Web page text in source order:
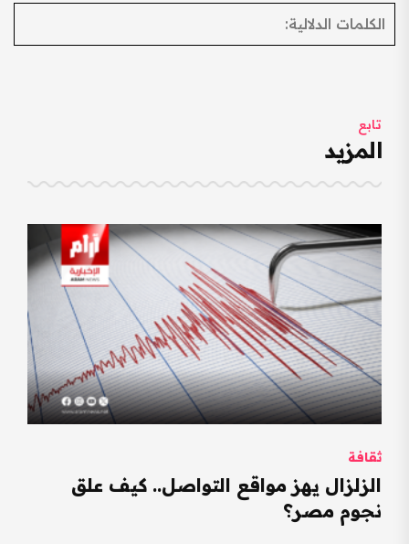
الكلمات الدلالية:
تابع
المزيد
ثقافة
الزلزال يهز مواقع التواصل.. كيف علق
نجوم مصر؟